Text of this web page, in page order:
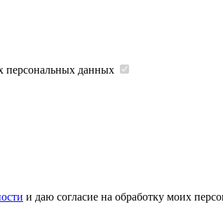
персональных данных
и даю согласие на обработку моих